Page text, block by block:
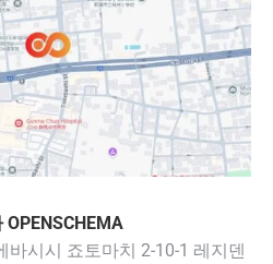
OPENSCHEMA
바시시 죠토마치 2-10-1 레지덴